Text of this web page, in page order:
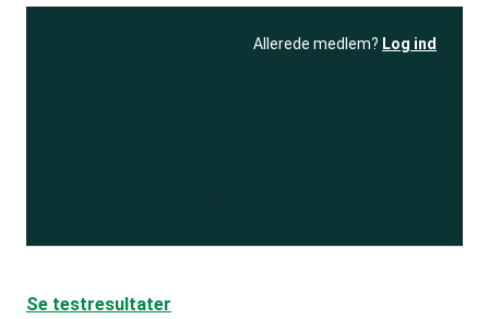
Allerede medlem? Log ind
Se testresultater